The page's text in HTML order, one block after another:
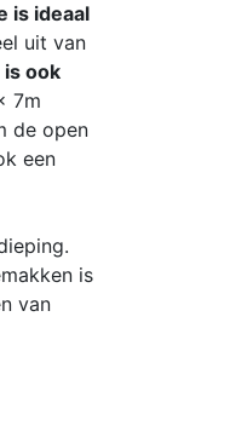
is ideaal
uit van
ook
7m
de open
een
is
van